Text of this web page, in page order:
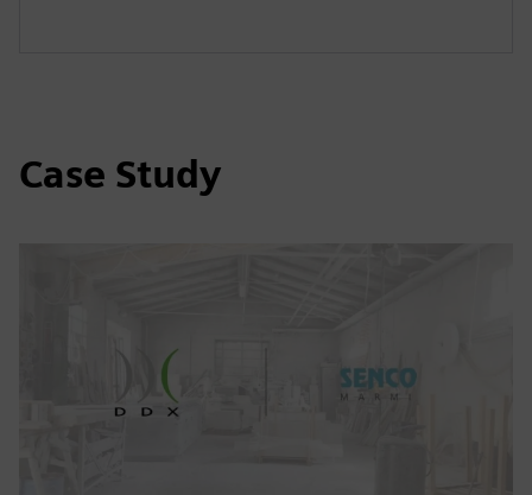
Case Study